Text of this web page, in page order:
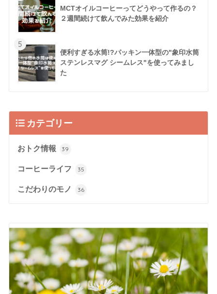
MCTオイルコーヒーってどうやって作るの？
２週間続けて飲んでみた効果を紹介
5
便利すぎる水筒!?パッキン一体型の"象印水筒
ステンレスマグ シームレス"を使ってみまし
た
カテゴリー
おトク情報 39
コーヒーライフ 35
こだわりのモノ 36